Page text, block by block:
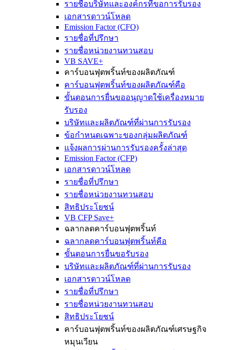
รายชื่อบริษัทและองค์กรที่ขอการรับรอง
เอกสารดาวน์โหลด
Emission Factor (CFO)
รายชื่อที่ปรึกษา
รายชื่อหน่วยงานทวนสอบ
VB SAVE+
คาร์บอนฟุตพริ้นท์ของผลิตภัณฑ์
คาร์บอนฟุตพริ้นท์ของผลิตภัณฑ์คือ
ขั้นตอนการยื่นขออนุญาตใช้เครื่องหมาย
รับรอง
บริษัทและผลิตภัณฑ์ที่ผ่านการรับรอง
ข้อกำหนดเฉพาะของกลุ่มผลิตภัณฑ์
แจ้งผลการผ่านการรับรองครั้งล่าสุด
Emission Factor (CFP)
เอกสารดาวน์โหลด
รายชื่อที่ปรึกษา
รายชื่อหน่วยงานทวนสอบ
สิทธิประโยชน์
VB CFP Save+
ฉลากลดคาร์บอนฟุตพริ้นท์
ฉลากลดคาร์บอนฟุตพริ้นท์คือ
ขั้นตอนการยื่นขอรับรอง
บริษัทและผลิตภัณฑ์ที่ผ่านการรับรอง
เอกสารดาวน์โหลด
รายชื่อที่ปรึกษา
รายชื่อหน่วยงานทวนสอบ
สิทธิประโยชน์
คาร์บอนฟุตพริ้นท์ของผลิตภัณฑ์เศรษฐกิจ
หมุนเวียน